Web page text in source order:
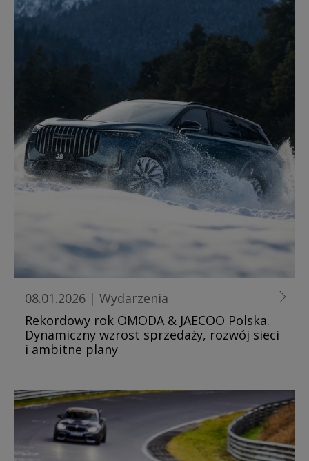
08.01.2026 | Wydarzenia
Rekordowy rok OMODA & JAECOO Polska.
Dynamiczny wzrost sprzedaży, rozwój sieci
i ambitne plany